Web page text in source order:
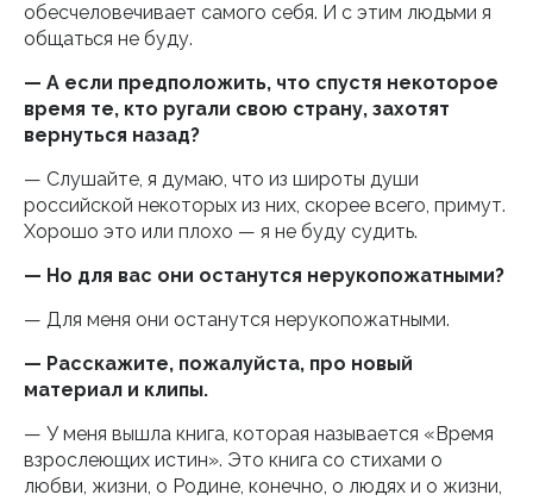
обесчеловечивает самого себя. И с этим людьми я
общаться не буду.
— А если предположить, что спустя некоторое
время те, кто ругали свою страну, захотят
вернуться назад?
— Слушайте, я думаю, что из широты души
российской некоторых из них, скорее всего, примут.
Хорошо это или плохо — я не буду судить.
— Но для вас они останутся нерукопожатными?
— Для меня они останутся нерукопожатными.
— Расскажите, пожалуйста, про новый
материал и клипы.
— У меня вышла книга, которая называется «Время
взрослеющих истин». Это книга со стихами о
любви, жизни, о Родине, конечно, о людях и о жизни,